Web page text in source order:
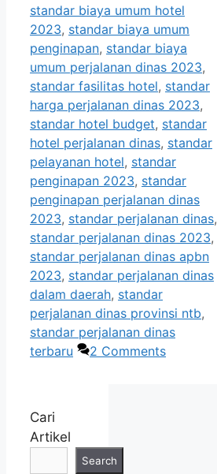
standar biaya umum hotel
2023, standar biaya umum
penginapan, standar biaya
umum perjalanan dinas 2023,
standar fasilitas hotel, standar
harga perjalanan dinas 2023,
standar hotel budget, standar
hotel perjalanan dinas, standar
pelayanan hotel, standar
penginapan 2023, standar
penginapan perjalanan dinas
2023, standar perjalanan dinas,
standar perjalanan dinas 2023,
standar perjalanan dinas apbn
2023, standar perjalanan dinas
dalam daerah, standar
perjalanan dinas provinsi ntb,
standar perjalanan dinas
terbaru
2 Comments
Cari
Artikel
Search